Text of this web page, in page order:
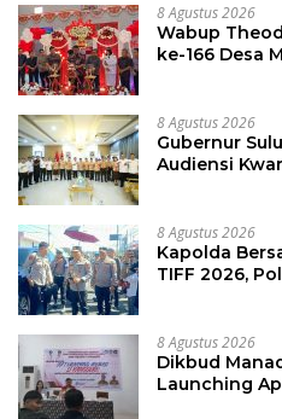
8 Agustus 2026
Wabup
ke-166 Desa
8 Agustus 2026
Gubernur
Audiensi
8 Agustus 2026
Kapolda
TIFF 2026,
8 Agustus 2026
Dikbud
Launching